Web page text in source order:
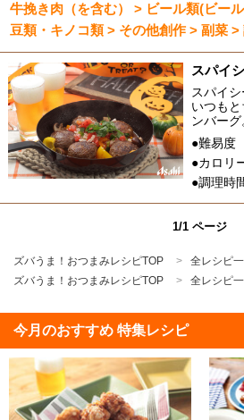
牛挽き肉（を含む） > ビール類(ビー
豆類・キノコ類 > その他創作 > 副菜
スパイ
スパイ
いつも
ンバーグ
●難易度
●カロリ
●調理時
1/1 ページ
ズバうま！おつまみレシピTOP 全レシピ
ズバうま！おつまみレシピTOP
全レシピ
今月のおすすめ 特集レシピ